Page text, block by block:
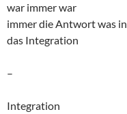
war immer war
immer die Antwort was in
das Integration
–
Integration